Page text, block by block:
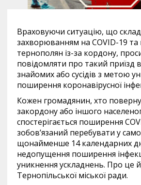
Враховуючи ситуацію, що
захворюванням на COVID-19 та
тернополян із-за кордону,
повідомляти про такий приїзд
знайомих або сусідів з метою
поширення коронавірусної
Кожен громадянин, хто
закордону або іншого
спостерігається поширення
зобов’язаний перебувати у
щонайменше 14 календарних
недопущення поширення
уникнення ускладнень. Про це
Тернопільської міської ради.